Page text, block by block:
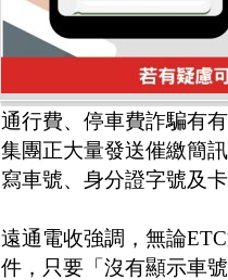
通行費、停車費詐騙有
集團正大量發送催繳簡
寫車號、身分證字號及
遠通電收強調，無論
件，只要「沒有顯示車